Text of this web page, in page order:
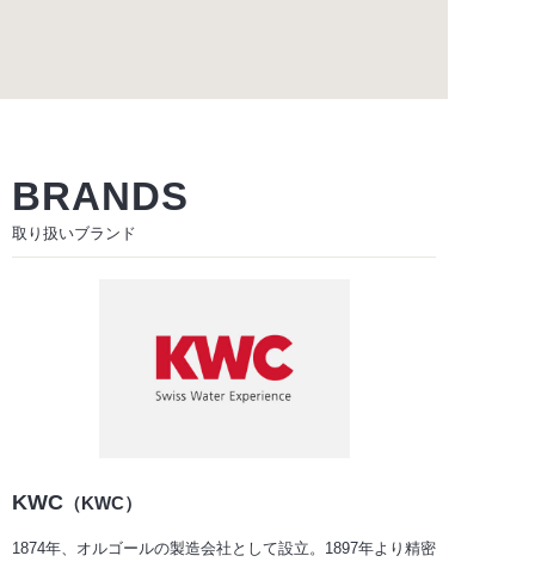
BRANDS
取り扱いブランド
KWC （KWC）
1874年、オルゴールの製造会社として設立。1897年より精密